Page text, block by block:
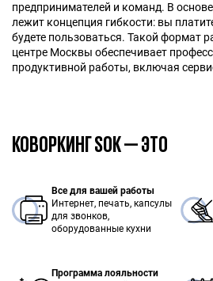
предпринимателей и команд. В
лежит концепция гибкости: вы
будете пользоваться. Такой формат
центре Москвы обеспечивает
продуктивной работы, включая
КОВОРКИНГ SOK — ЭТО
Все для вашей работы
Интернет, печать, капсулы
для звонков,
оборудованные кухни
Программа лояльности